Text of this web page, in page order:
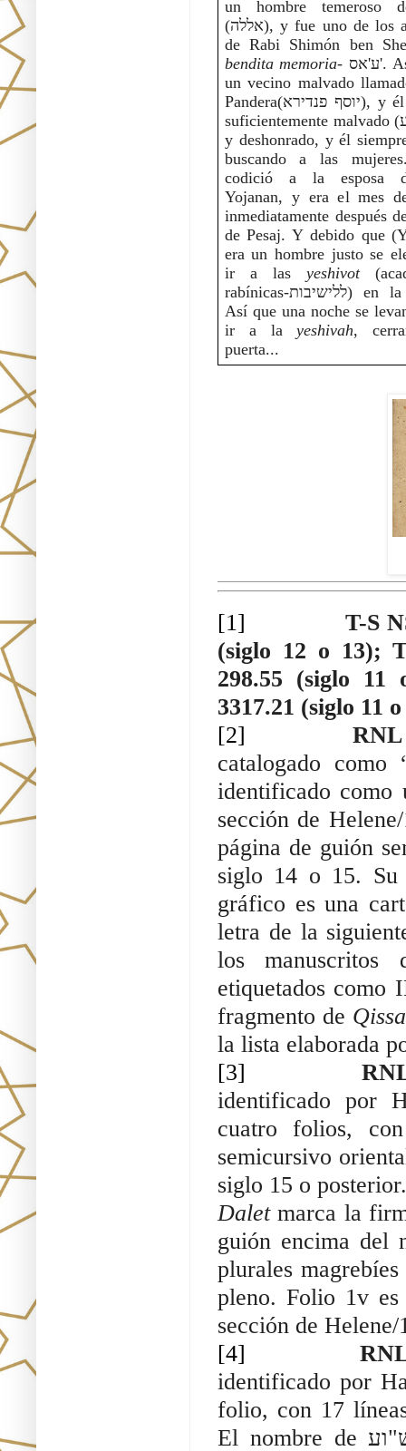
un hombre temeroso
(אללה), y fue uno de los alumnos
de Rabi Shimón ben
bendita memoria- ע'אס'. Así había
un vecino malvado
Pandera(יוסף פנדירא), y él era lo
suficientemente malvado (ואלרשע)
y deshonrado, y él
buscando a las
codició a la esposa
Yojanan, y era el mes
inmediatamente después
de Pesaj. Y debido que
era un hombre justo se
ir a las yeshivot
rabínicas-ללישיבות) en la noche.
Así que una noche se
ir a la yeshivah,
puerta...
[1]
T-S
(siglo 12 o 13);
298.55 (siglo
3317.21 (siglo 11
[2]
catalogado como
identificado como
sección de
página de guión
siglo 14 o 15. Su
gráfico es una
letra de la
los manuscritos
etiquetados
fragmento de
la lista elaborada
[3]
identificado por
cuatro folios,
semicursivo
siglo 15 o
Dalet marca la
guión encima del
plurales
pleno. Folio 1v
sección de Helene/
[4]
identificado por
folio, con 17